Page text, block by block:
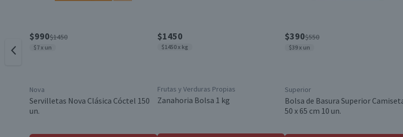
$990$1450
$7 x un
Nova
Servilletas Nova Clásica Cóctel 150
un.
$1450
$1450 x kg
Frutas y Verduras Propias
Zanahoria Bolsa 1 kg
$390$550
$39 x un
Superior
Bolsa de Basura Superior
50 x 65 cm 10 un.